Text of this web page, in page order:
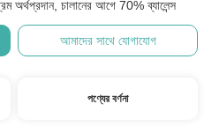
চালানের আগে 70% ব্যালেন্স
আমাদের সাথে যোগাযোগ
পণ্যের বর্ণনা